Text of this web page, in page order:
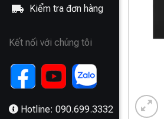
Kiểm tra đơn hàng
Kết nối với chúng tôi
Hotline: 090.699.3332